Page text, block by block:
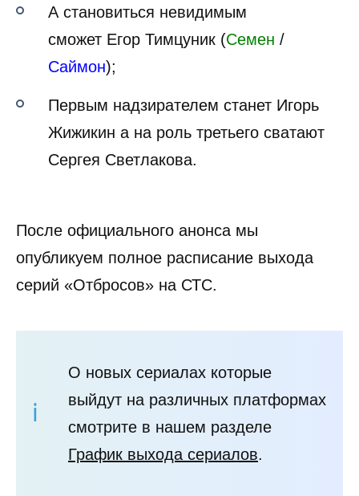
А становиться невидимым
сможет Егор Тимцуник (Семен /
Саймон);
Первым надзирателем станет Игорь
Жижикин а на роль третьего сватают
Сергея Светлакова.
После официального анонса мы
опубликуем полное расписание выхода
серий «Отбросов» на СТС.
О новых сериалах которые
выйдут на различных платформах
смотрите в нашем разделе
График выхода сериалов.